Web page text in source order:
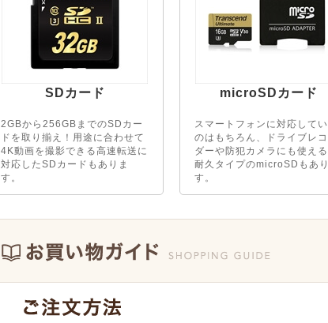
SDカード
2GBから256GBまでのSDカー
ドを取り揃え！用途に合わせて
4K動画を撮影できる高速転送に
対応したSDカードもありま
す。
microSDカード
スマートフォンに対応して
のはもちろん、ドライブレ
ダーや防犯カメラにも使え
耐久タイプのmicroSDもあり
す。